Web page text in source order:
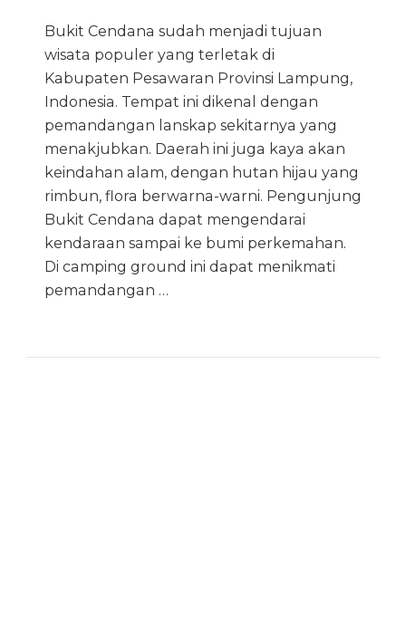
Bukit Cendana sudah menjadi tujuan
wisata populer yang terletak di
Kabupaten Pesawaran Provinsi Lampung,
Indonesia. Tempat ini dikenal dengan
pemandangan lanskap sekitarnya yang
menakjubkan. Daerah ini juga kaya akan
keindahan alam, dengan hutan hijau yang
rimbun, flora berwarna-warni. Pengunjung
Bukit Cendana dapat mengendarai
kendaraan sampai ke bumi perkemahan.
Di camping ground ini dapat menikmati
pemandangan …